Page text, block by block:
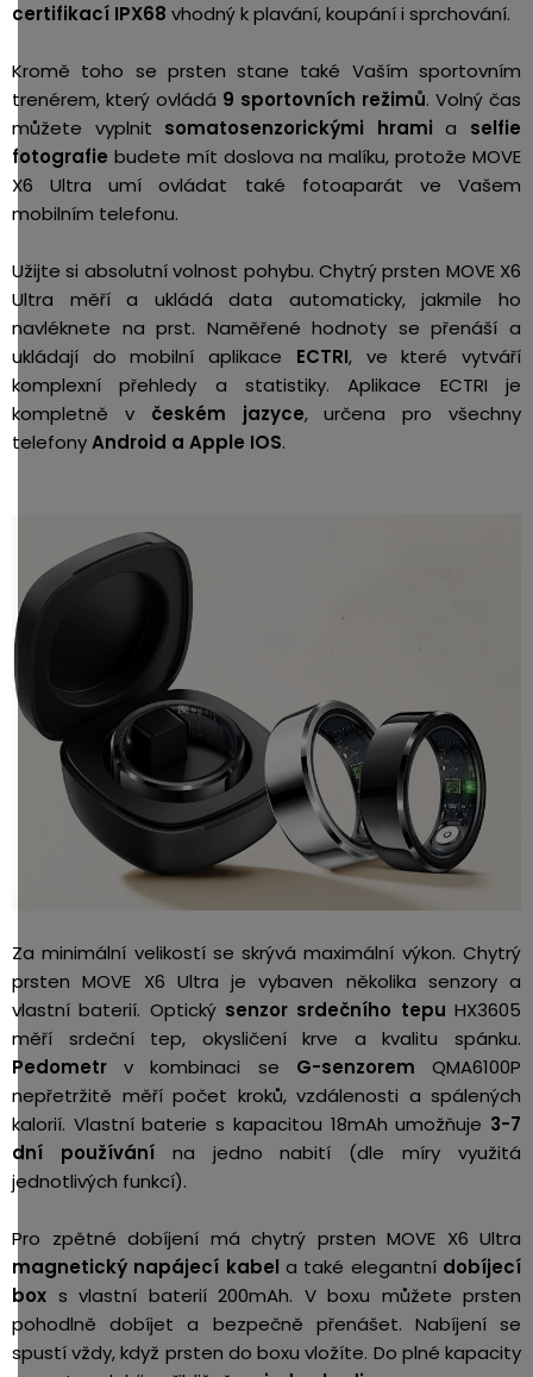
certifikací IPX68 vhodný k plavání, koupání i sprchování.
Kromě toho se prsten stane také Vaším sportovním
trenérem, který ovládá 9 sportovních režimů. Volný čas
můžete vyplnit somatosenzorickými hrami a selfie
fotografie budete mít doslova na malíku, protože MOVE
X6 Ultra umí ovládat také fotoaparát ve Vašem
mobilním telefonu.
Užijte si absolutní volnost pohybu. Chytrý prsten MOVE X6
Ultra měří a ukládá data automaticky, jakmile ho
navléknete na prst. Naměřené hodnoty se přenáší a
ukládají do mobilní aplikace ECTRI, ve které vytváří
komplexní přehledy a statistiky. Aplikace ECTRI je
kompletně v českém jazyce, určena pro všechny
telefonyAndroid a Apple IOS.
Za minimální velikostí se skrývá maximální výkon. Chytrý
prsten MOVE X6 Ultra je vybaven několika senzory a
vlastní baterií. Optický senzor srdečního tepu HX3605
měří srdeční tep, okysličení krve a kvalitu spánku.
Pedometr v kombinaci se G-senzorem QMA6100P
nepřetržitě měří počet kroků, vzdálenosti a spálených
kalorií. Vlastní baterie s kapacitou 18mAh umožňuje 3-7
dní používánína jedno nabití (dle míry využitá
jednotlivých funkcí).
Pro zpětné dobíjení má chytrý prsten MOVE X6 Ultra
magnetický napájecí kabel a také elegantní dobíjecí
box s vlastní baterií 200mAh. V boxu můžete prsten
pohodlně dobíjet a bezpečně přenášet. Nabíjení se
spustí vždy, když prsten do boxu vložíte. Do plné kapacity